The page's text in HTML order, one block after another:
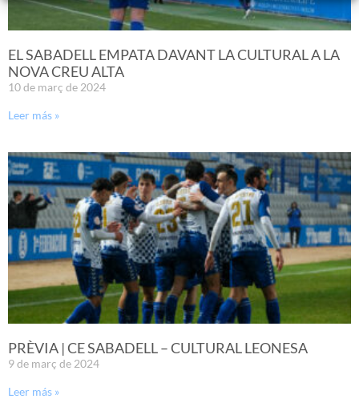
EL SABADELL EMPATA DAVANT LA CULTURAL A LA
NOVA CREU ALTA
10 de març de 2024
Leer más »
PRÈVIA | CE SABADELL – CULTURAL LEONESA
9 de març de 2024
Leer más »